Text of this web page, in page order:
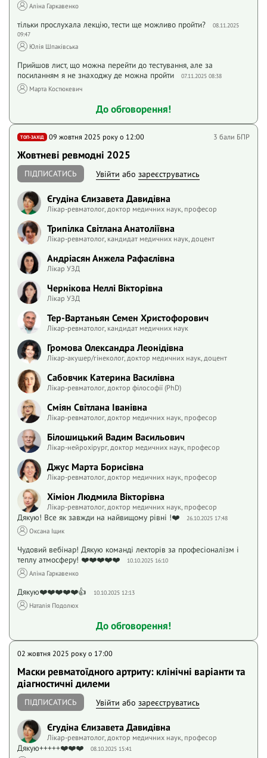
Аліна Гаркавенко
тільки прослухала лекцію, тести ще можливо пройти?
08.11.2025
09:47
Юлія Шпаківська
Прийшов лист, що можна перейти до тестування, але за
посиланням я не знаходжу де можна пройти
07.11.2025 08:38
Марта Костюкевич
До обговорення!
ТОП-ЗАХІД 09 жовтня 2025 року o 12:00 3 бали БПР
Жовтневі ревмодні 2025
ПІДПИСАТИСЬ Увійти або зареєструватись
Єгудіна Єлизавета Давидівна
Лікар-ревматолог, доктор медичних наук, професор
Трипілка Світлана Анатоліївна
Лікар-ревматолог, кандидат медичних наук, доцент
Андріасян Анжела Рафаєлівна
Лікар УЗД
Чернікова Неллі Вікторівна
Лікар УЗД
Тер-Вартаньян Семен Христофорович
Лікар-ревматолог, кандидат медичних наук
Громова Олександра Леонідівна
Лікар-акушер/гінеколог, доктор медичних наук, доцент
Сабовчик Катерина Василівна
Лікар-ревматолог, доктор філософії (PhD)
Сміян Світлана Іванівна
Лікар-ревматолог, доктор медичних наук, професор
Білошицький Вадим Васильович
Лікар-нейрохірург, доктор медичних наук, професор
Джус Марта Борисівна
Лікар-ревматолог, доктор медичних наук, професор
Хіміон Людмила Вікторівна
Лікар-ревматолог, доктор медичних наук, професор
Дякую! Все як завжди на найвищому рівні !❤️ 26.10.2025 17:48
Оксана Іщик
Чудовий вебінар! Дякую команді лекторів за професіоналізм і
теплу атмосферу! ❤️❤️❤️❤️❤️
10.10.2025 16:10
Аліна Гаркавенко
Дякую❤️❤️❤️❤️❤️👍 10.10.2025 12:13
Наталія Подолюх
До обговорення!
02 жовтня 2025 року o 17:00
Маски ревматоїдного артриту: клінічні варіанти та
діагностичні дилеми
ПІДПИСАТИСЬ Увійти або зареєструватись
Єгудіна Єлизавета Давидівна
Лікар-ревматолог, доктор медичних наук, професор
Дякую+++++❤️❤️❤️ 08.10.2025 15:41